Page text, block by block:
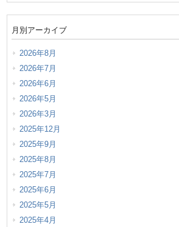
月別アーカイブ
2026年8月
2026年7月
2026年6月
2026年5月
2026年3月
2025年12月
2025年9月
2025年8月
2025年7月
2025年6月
2025年5月
2025年4月